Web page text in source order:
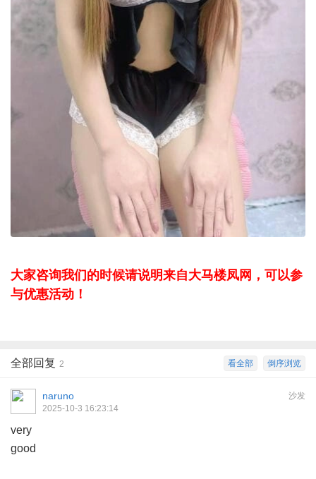
大家咨询我们的时候请说明来自大马楼凤网，可以参
与优惠活动！
倒序浏览
看全部
全部回复 2
沙发
naruno
2025-10-3 16:23:14
very
good